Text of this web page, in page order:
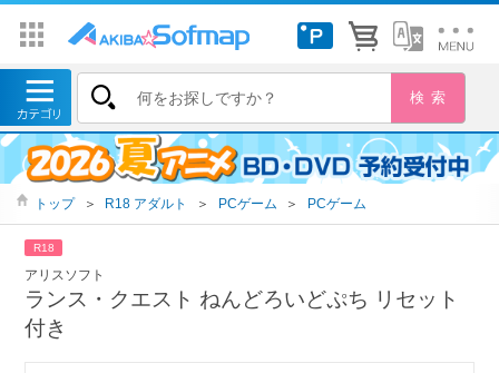
トップ ＞ R18 アダルト ＞ PCゲーム ＞ PCゲーム
R18
アリスソフト
ランス・クエスト ねんどろいどぷち リセット
付き